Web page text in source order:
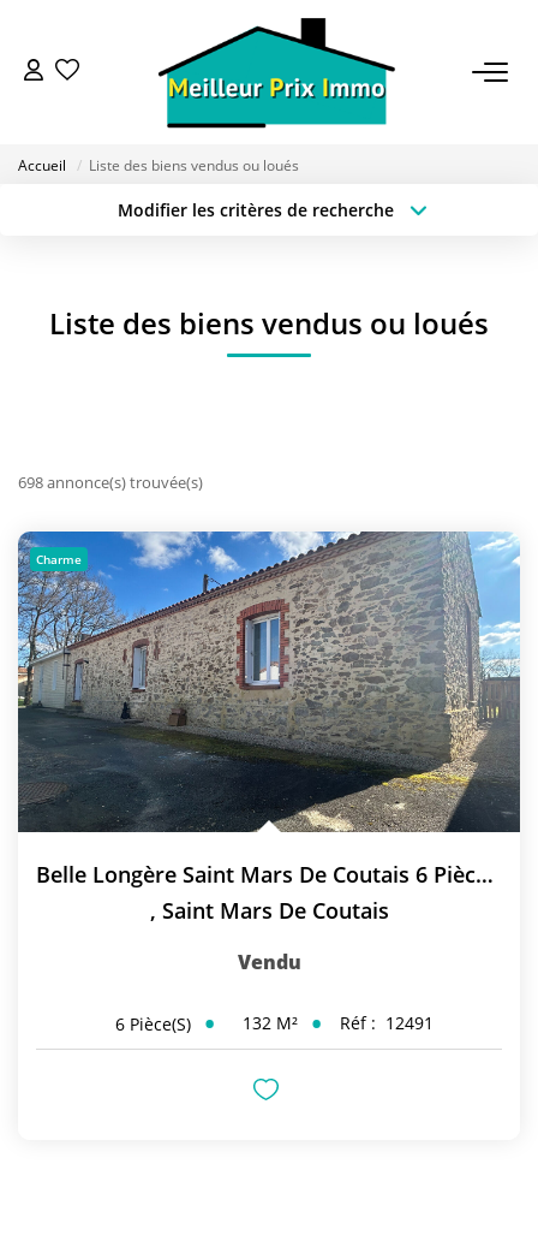
ACHETER
ESTIMER
FONDS DE COMMERCE
NOS AGENCES
Qui Sommes-Nous
L’équipe
Nous Rejoindre
CONTACT
Accueil Liste des biens vendus ou loués
Modifier les critères de recherche
Sélectionnez...
Liste des biens vendus ou loués
698 annonce(s) trouvée(s)
Charme
Belle Longère Saint Mars De Coutais 6 Pièces 132 M2
, Saint Mars De Coutais
Vendu
6 Pièce(s) 132 M² Réf : 12491